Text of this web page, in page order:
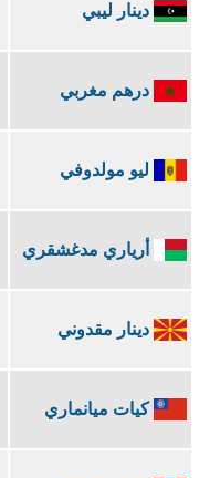
دينار ليبي
درهم مغربي
ليو مولدوفي
أرياري مدغشقري
دينار مقدوني
كيات ميانماري